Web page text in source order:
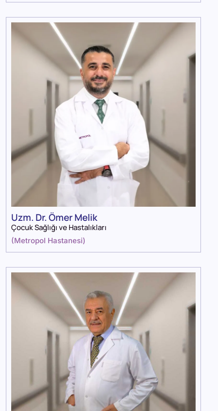
Uzm. Dr. Ömer Melik
Çocuk Sağlığı ve Hastalıkları
(Metropol Hastanesi)